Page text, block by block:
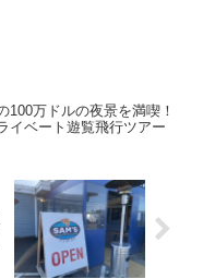
100万ドルの夜景を満喫！
イベート遊覧飛行ツアー